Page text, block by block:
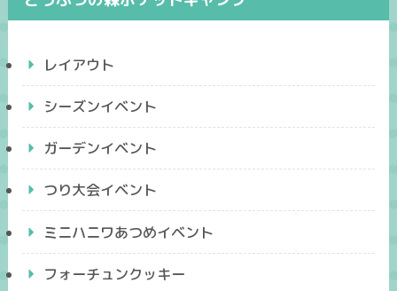
レイアウト
シーズンイベント
ガーデンイベント
つり大会イベント
ミニハニワあつめイベント
フォーチュンクッキー